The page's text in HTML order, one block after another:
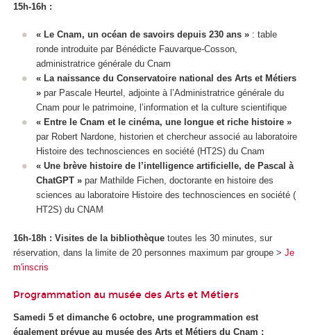
15h-16h :
« Le Cnam, un océan de savoirs depuis 230 ans »: table
ronde introduite par Bénédicte Fauvarque-Cosson,
administratrice générale du Cnam
« La naissance du Conservatoire national des Arts et Métiers
»par Pascale Heurtel, adjointe à l’Administratrice générale du
Cnam pour le patrimoine, l’information et la culture scientifique
« Entre le Cnam et le cinéma, une longue et riche histoire »
par Robert Nardone, historien et chercheur associé au laboratoire
Histoire des technosciences en société (HT2S) du Cnam
« Une brève histoire de l’intelligence artificielle, de Pascal à
ChatGPT » par Mathilde Fichen, doctorante en histoire des
sciences au laboratoire Histoire des technosciences en société (
HT2S) du CNAM
16h-18h : Visites de la bibliothèque toutes les 30 minutes, sur
réservation, dans la limite de 20 personnes maximum par groupe > Je
m'inscris
Programmation au musée des Arts et Métiers
Samedi 5 et dimanche 6 octobre, une programmation est
également prévue au musée des Arts et Métiers du Cnam :